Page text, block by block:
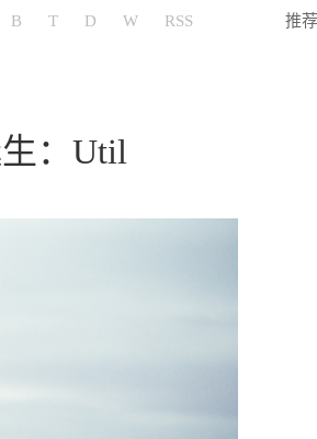
B T D W RSS 推荐
：Util